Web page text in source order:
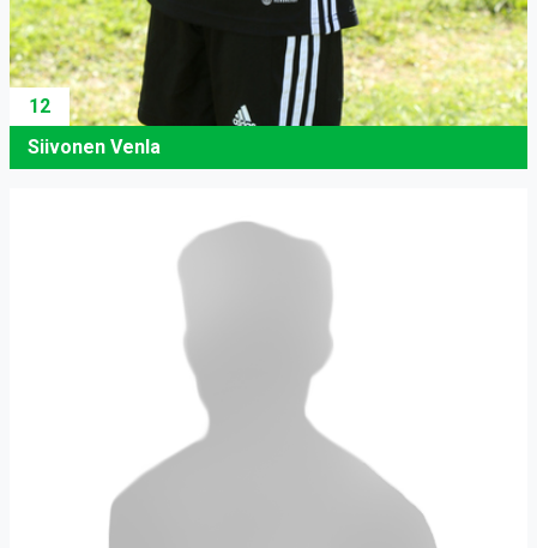
12
Siivonen Venla